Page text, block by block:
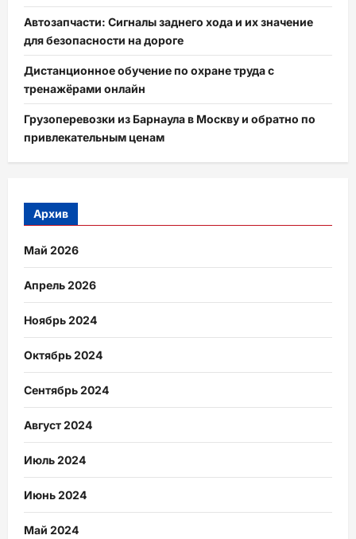
Автозапчасти: Сигналы заднего хода и их значение
для безопасности на дороге
Дистанционное обучение по охране труда с
тренажёрами онлайн
Грузоперевозки из Барнаула в Москву и обратно по
привлекательным ценам
Архив
Май 2026
Апрель 2026
Ноябрь 2024
Октябрь 2024
Сентябрь 2024
Август 2024
Июль 2024
Июнь 2024
Май 2024